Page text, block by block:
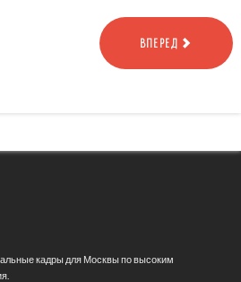
ВПЕРЕД
кадры для Москвы по высоким